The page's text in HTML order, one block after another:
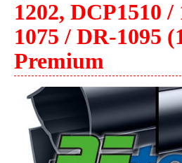
1202, DCP1510 /
1075 / DR-1095
Premium